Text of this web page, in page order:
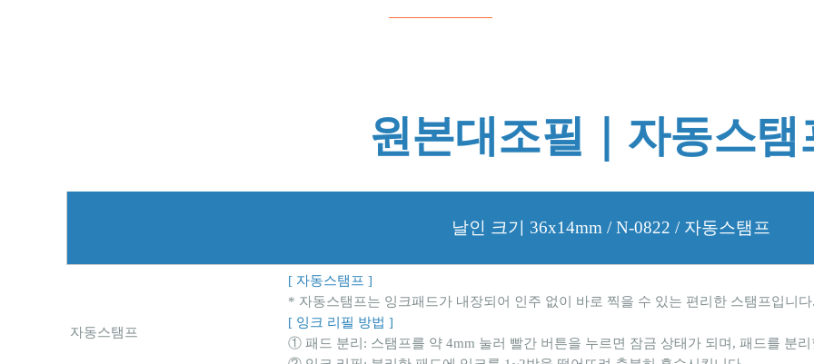
원본대조필｜자동스탬
날인 크기 36x14mm / N-0822 / 자동스탬프
자동스탬프
[ 자동스탬프 ]
* 자동스탬프는 잉크패드가 내장되어 인주 없이 바로 찍을 수 있는 편리한 스탬프입니
[ 잉크 리필 방법 ]
① 패드 분리: 스탬프를 약 4mm 눌러 빨간 버튼을 누르면 잠금 상태가 되며, 패드를 분